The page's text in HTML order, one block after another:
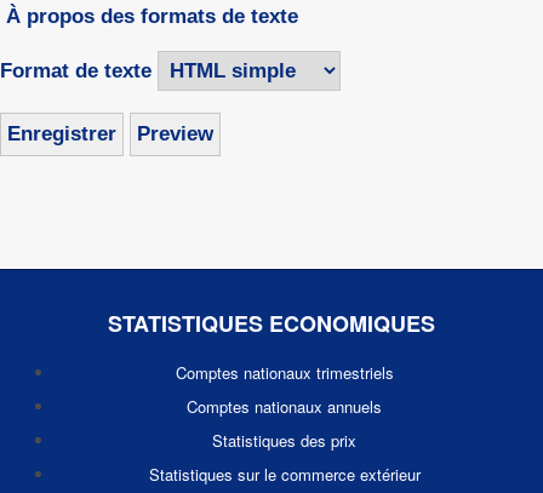
À propos des formats de texte
Format de texte
STATISTIQUES ECONOMIQUES
Comptes nationaux trimestriels
Comptes nationaux annuels
Statistiques des prix
Statistiques sur le commerce extérieur